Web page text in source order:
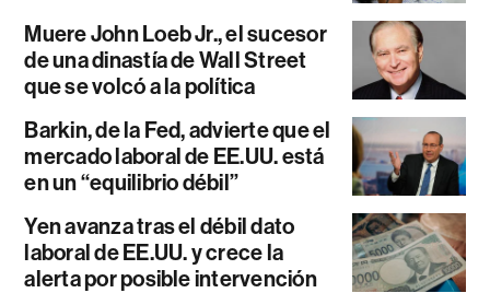
Muere John Loeb Jr., el sucesor
de una dinastía de Wall Street
que se volcó a la política
Barkin, de la Fed, advierte que el
mercado laboral de EE.UU. está
en un “equilibrio débil”
Yen avanza tras el débil dato
laboral de EE.UU. y crece la
alerta por posible intervención